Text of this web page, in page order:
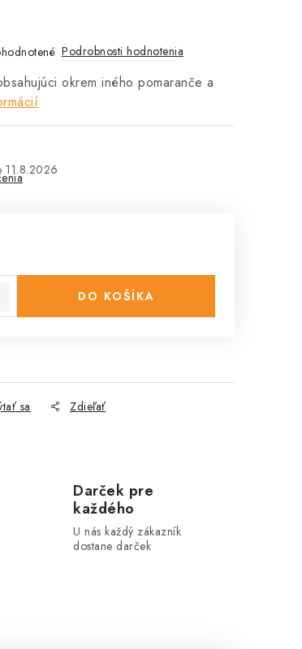
Podrobnosti hodnotenia
okrem iného pomaranče a
11.8.2026
DO KOŠÍKA
sa Zdieľať
Darček pre
každého
U nás každý zákazník
dostane darček